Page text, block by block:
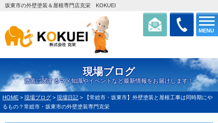
MENU
坂東市の外壁塗装＆屋根専門店克栄 KOKUEI
現場ブログ
塗装に関するマメ知識やイベントなど最新情報をお届けします！
HOME > 現場ブログ > 現場日記 >
【常総市・坂東市】外壁塗装と屋根工事は同時期にや
るもの？常総市・坂東市の外壁塗装専門克栄